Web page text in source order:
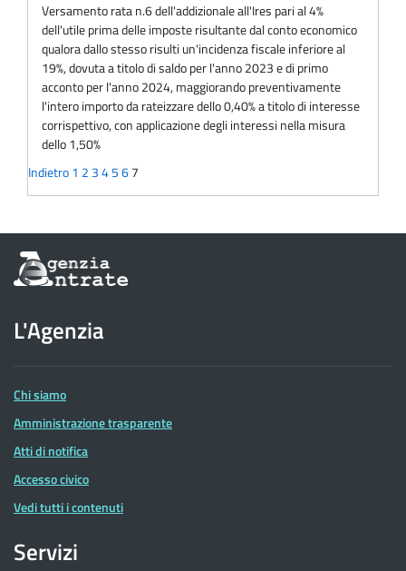
Versamento rata n.6 dell'addizionale all'Ires pari al 4%
dell'utile prima delle imposte risultante dal conto economico
qualora dallo stesso risulti un'incidenza fiscale inferiore al
19%, dovuta a titolo di saldo per l'anno 2023 e di primo
acconto per l'anno 2024, maggiorando preventivamente
l'intero importo da rateizzare dello 0,40% a titolo di interesse
corrispettivo, con applicazione degli interessi nella misura
dello 1,50%
Indietro1 2 34567
Informazioni
sul
dell'Agenzia
delle
Entrate
L'Agenzia
Chi siamo
Amministrazione trasparente
Atti di notifica
Accesso civico
Vedi tutti i contenuti
Servizi